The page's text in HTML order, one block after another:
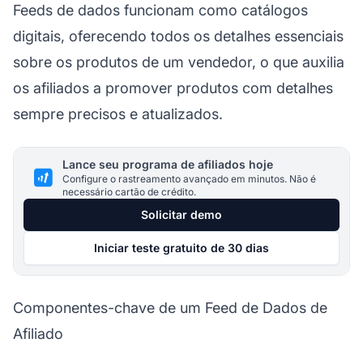
Feeds de dados funcionam como catálogos
digitais, oferecendo todos os detalhes essenciais
sobre os produtos de um vendedor, o que auxilia
os afiliados a promover produtos com detalhes
sempre precisos e atualizados.
Lance seu programa de afiliados hoje
Configure o rastreamento avançado em minutos. Não é
necessário cartão de crédito.
Solicitar demo
Iniciar teste gratuito de 30 dias
Componentes-chave de um Feed de Dados de
Afiliado